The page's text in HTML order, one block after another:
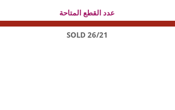
عدد القطع المتاحة
26/21 SOLD